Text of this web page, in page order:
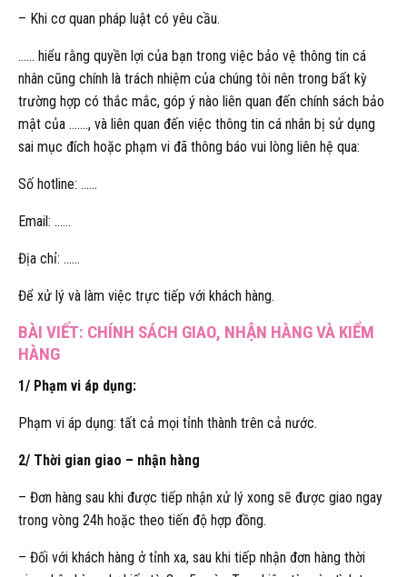
– Khi cơ quan pháp luật có yêu cầu.
…… hiểu rằng quyền lợi của bạn trong việc bảo vệ thông tin cá
nhân cũng chính là trách nhiệm của chúng tôi nên trong bất kỳ
trường hợp có thắc mắc, góp ý nào liên quan đến chính sách bảo
mật của ……., và liên quan đến việc thông tin cá nhân bị sử dụng
sai mục đích hoặc phạm vi đã thông báo vui lòng liên hệ qua:
Số hotline: ……
Email: ……
Địa chỉ: ……
Để xử lý và làm việc trực tiếp với khách hàng.
BÀI VIẾT: CHÍNH SÁCH GIAO, NHẬN HÀNG VÀ KIỂM
HÀNG
1/ Phạm vi áp dụng:
Phạm vi áp dụng: tất cả mọi tỉnh thành trên cả nước.
2/ Thời gian giao – nhận hàng
– Đơn hàng sau khi được tiếp nhận xử lý xong sẽ được giao ngay
trong vòng 24h hoặc theo tiến độ hợp đồng.
– Đối với khách hàng ở tỉnh xa, sau khi tiếp nhận đơn hàng thời